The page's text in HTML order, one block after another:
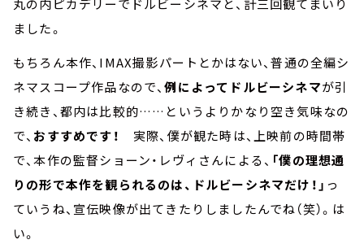
丸の内ピカデリーでドルビーシネマと、計三回観てまいり
ました。
もちろん本作、IMAX撮影パートとかはない、普通の全編シ
ネマスコープ作品なので、例によってドルビーシネマが引
き続き、都内は比較的……というよりかなり空き気味なの
で、 おすすめです！ 実際、僕が観た時は、上映前の時間帯
で、本作の監督ショーン・レヴィさんによる、 「僕の理想通
りの形で本作を観られるのは、ドルビーシネマだけ！」 っ
ていうね、宣伝映像が出てきたりしましたんでね（笑）。は
い。